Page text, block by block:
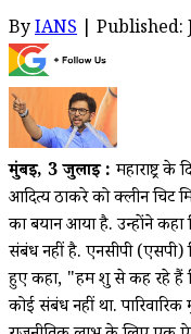
ByIANS | Published:
मुंबई, 3 जुलाई :महाराष्ट्र
आदित्य ठाकरे को क्लीन चिट
का बयान आया है. उन्होंने
संबंध नहीं है. एनसीपी
हुए कहा, "हम शुरू से कह रहे हैं
कोई संबंध नहीं था.